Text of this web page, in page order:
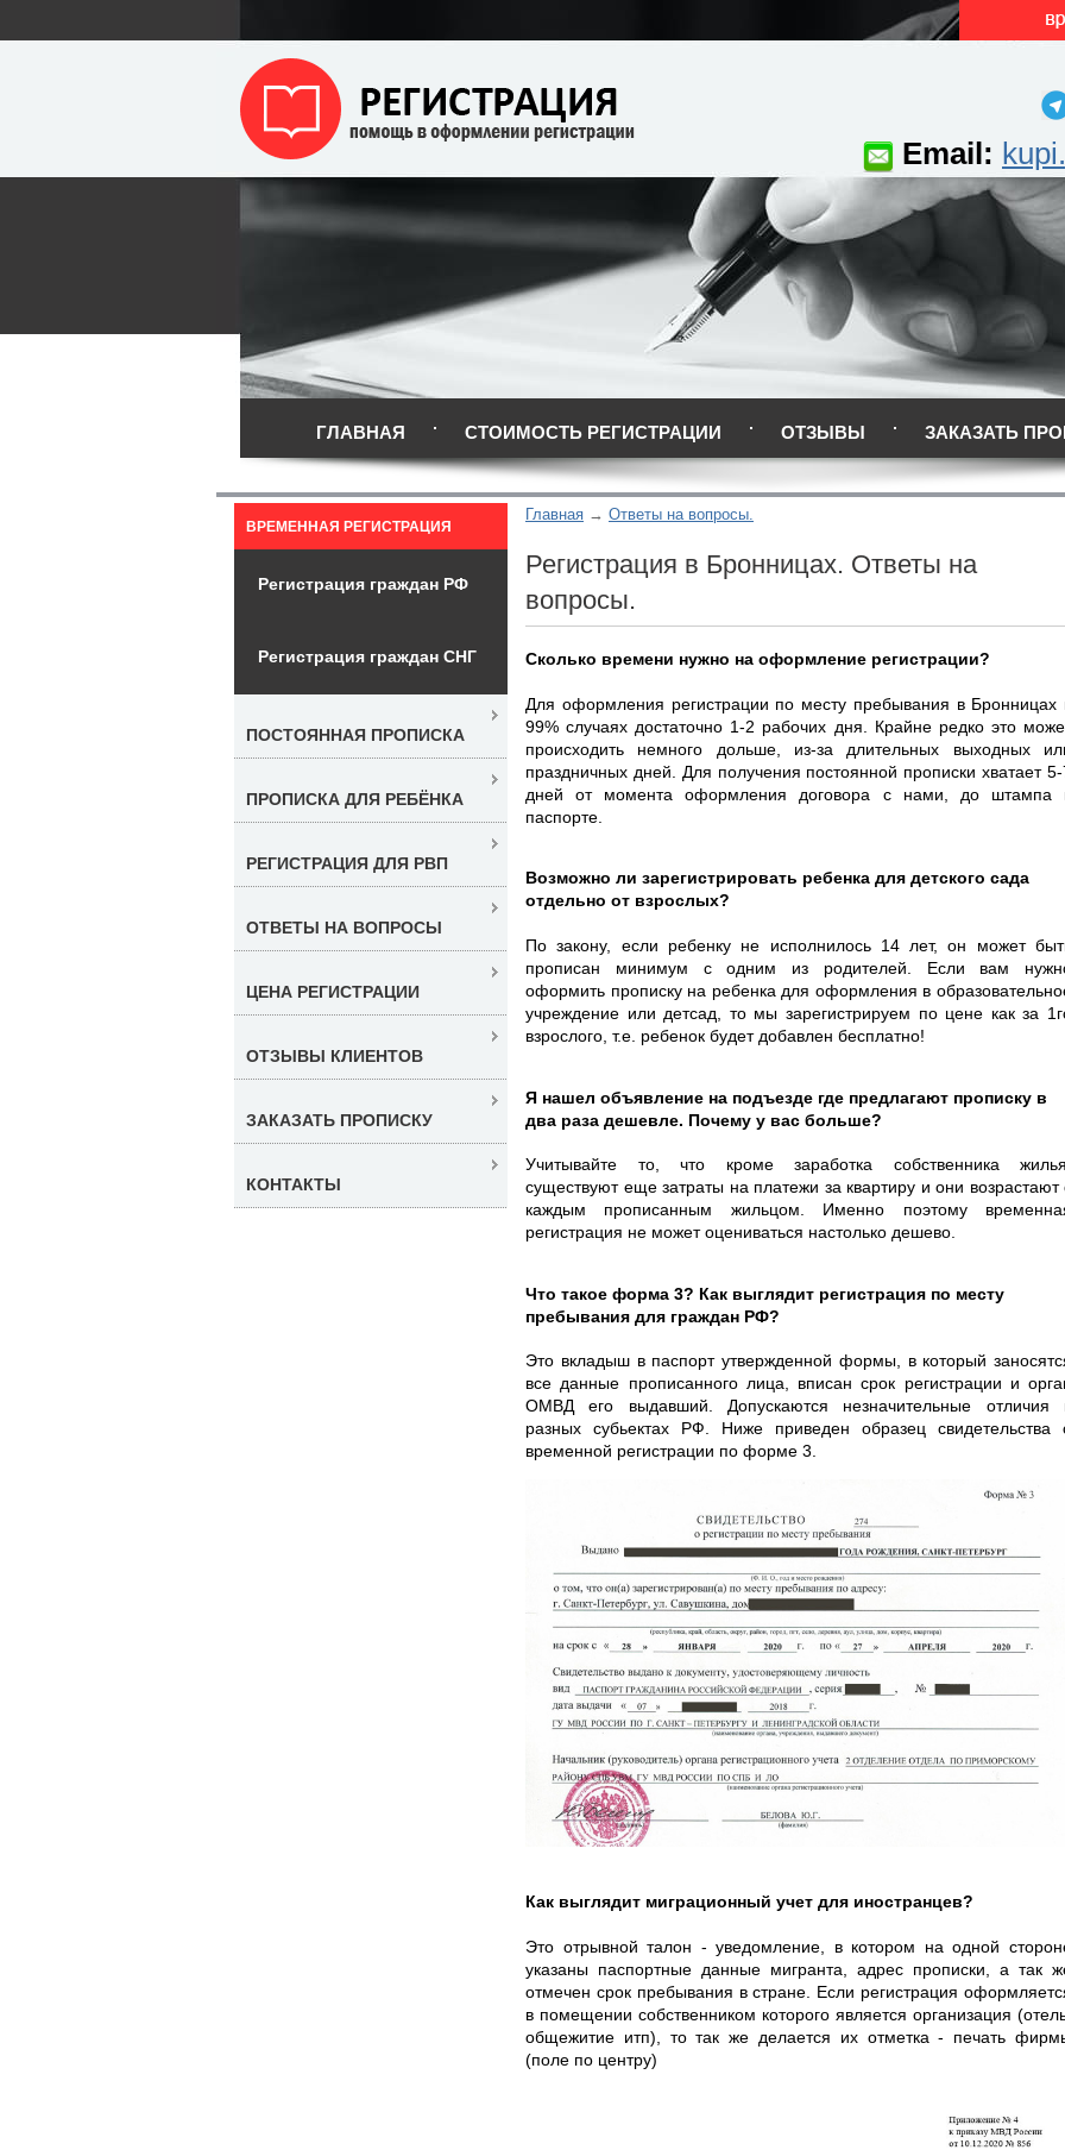
Email:
ГЛАВНАЯ СТОИМОСТЬ РЕГИСТРАЦИИ ОТЗЫВЫ ЗАКАЗАТЬ
Главная Ответы на вопросы.
Регистрация в Бронницах. Ответы на
вопросы.
Сколько времени нужно на оформление регистрации?
Для оформления регистрации по месту пребывания в Бронницах
99% случаях достаточно 1-2 рабочих дня. Крайне редко это
происходить немного дольше, из-за длительных выходных
праздничных дней. Для получения постоянной прописки хватает 5-
дней от момента оформления договора с нами, до штампа
паспорте.
Возможно ли зарегистрировать ребенка для детского сада
отдельно от взрослых?
По закону, если ребенку не исполнилось 14 лет, он может
прописан минимум с одним из родителей. Если вам
оформить прописку на ребенка для оформления в
учреждение или детсад, то мы зарегистрируем по цене как за
взрослого, т.е. ребенок будет добавлен бесплатно!
Я нашел объявление на подъезде где предлагают прописку в
два раза дешевле. Почему у вас больше?
Учитывайте то, что кроме заработка собственника
существуют еще затраты на платежи за квартиру и они возрастают
каждым прописанным жильцом. Именно поэтому
регистрация не может оцениваться настолько дешево.
Что такое форма 3? Как выглядит регистрация по месту
пребывания для граждан РФ?
Это вкладыш в паспорт утвержденной формы, в который
все данные прописанного лица, вписан срок регистрации и
ОМВД его выдавший. Допускаются незначительные отличия
разных субьектах РФ. Ниже приведен образец свидетельства
временной регистрации по форме 3.
Как выглядит миграционный учет для иностранцев?
Это отрывной талон - уведомление, в котором на одной
указаны паспортные данные мигранта, адрес прописки, а так
отмечен срок пребывания в стране. Если регистрация
в помещении собственником которого является организация
общежитие итп), то так же делается их отметка - печать
(поле по центру)
ВРЕМЕННАЯ РЕГИСТРАЦИЯ
Регистрация граждан РФ
Регистрация граждан СНГ
ПОСТОЯННАЯ ПРОПИСКА
ПРОПИСКА ДЛЯ РЕБЁНКА
РЕГИСТРАЦИЯ ДЛЯ РВП
ОТВЕТЫ НА ВОПРОСЫ
ЦЕНА РЕГИСТРАЦИИ
ОТЗЫВЫ КЛИЕНТОВ
ЗАКАЗАТЬ ПРОПИСКУ
КОНТАКТЫ